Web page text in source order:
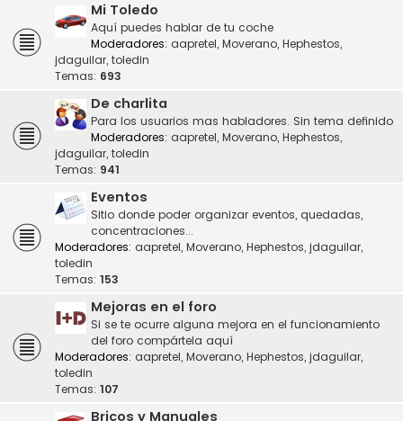
Mi Toledo
Aquí puedes hablar de tu coche
Moderadores: aapretel, Moverano, Hephestos,
jdaguilar, toledin
Temas: 693
De charlita
Para los usuarios mas habladores. Sin tema definido
Moderadores: aapretel, Moverano, Hephestos,
jdaguilar, toledin
Temas: 941
Eventos
Sitio donde poder organizar eventos, quedadas,
concentraciones...
Moderadores: aapretel, Moverano, Hephestos, jdaguilar,
toledin
Temas: 153
Mejoras en el foro
Si se te ocurre alguna mejora en el funcionamiento
del foro compártela aquí
Moderadores: aapretel, Moverano, Hephestos, jdaguilar,
toledin
Temas: 107
Bricos y Manuales